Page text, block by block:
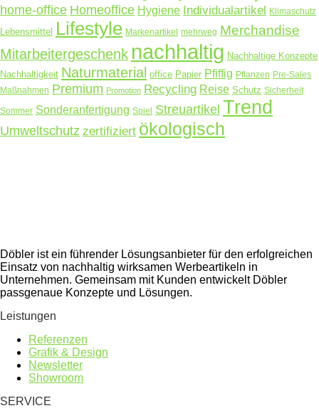
home-office Homeoffice Hygiene Individualartikel Klimaschutz
Lebensmittel Lifestyle Markenartikel mehrweg Merchandise
Mitarbeitergeschenk nachhaltig Nachhaltige Konzepte
Nachhaltigkeit Naturmaterial office Papier Pfiffig Pflanzen Pre-Sales
Maßnahmen Premium Promotion Recycling Reise Schutz Sicherheit
Sommer Sonderanfertigung Spiel Streuartikel Trend
Umweltschutz zertifiziert ökologisch
Döbler ist ein führender Lösungsanbieter für den erfolgreichen
Einsatz von nachhaltig wirksamen Werbeartikeln in
Unternehmen. Gemeinsam mit Kunden entwickelt Döbler
passgenaue Konzepte und Lösungen.
Leistungen
Referenzen
Grafik & Design
Newsletter
Showroom
SERVICE